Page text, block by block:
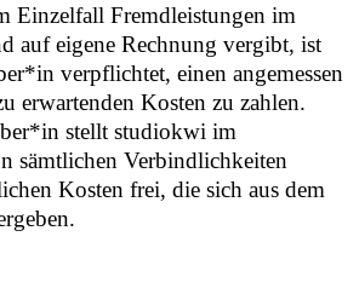
Einzelfall Fremdleistungen im
auf eigene Rechnung vergibt, ist
verpflichtet, einen angemessen
erwartenden Kosten zu zahlen.
stellt studiokwi im
sämtlichen Verbindlichkeiten
Kosten frei, die sich aus dem